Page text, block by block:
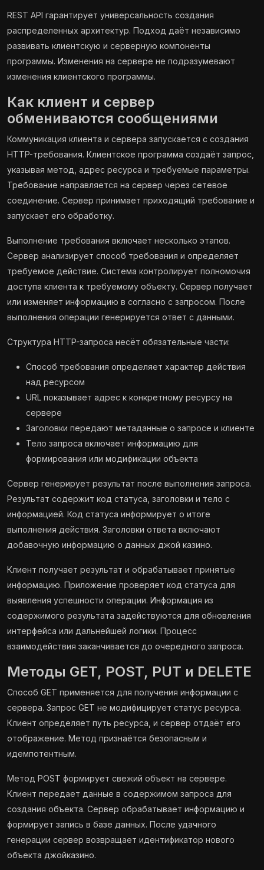
REST API гарантирует универсальность создания
распределенных архитектур. Подход даёт независимо
развивать клиентскую и серверную компоненты
программы. Изменения на сервере не подразумевают
изменения клиентского программы.
Как клиент и сервер
обмениваются сообщениями
Коммуникация клиента и сервера запускается с создания
HTTP-требования. Клиентское программа создаёт запрос,
указывая метод, адрес ресурса и требуемые параметры.
Требование направляется на сервер через сетевое
соединение. Сервер принимает приходящий требование и
запускает его обработку.
Выполнение требования включает несколько этапов.
Сервер анализирует способ требования и определяет
требуемое действие. Система контролирует полномочия
доступа клиента к требуемому объекту. Сервер получает
или изменяет информацию в согласно с запросом. После
выполнения операции генерируется ответ с данными.
Структура HTTP-запроса несёт обязательные части:
Способ требования определяет характер действия
над ресурсом
URL показывает адрес к конкретному ресурсу на
сервере
Заголовки передают метаданные о запросе и клиенте
Тело запроса включает информацию для
формирования или модификации объекта
Сервер генерирует результат после выполнения запроса.
Результат содержит код статуса, заголовки и тело с
информацией. Код статуса информирует о итоге
выполнения действия. Заголовки ответа включают
добавочную информацию о данных джой казино.
Клиент получает результат и обрабатывает принятые
информацию. Приложение проверяет код статуса для
выявления успешности операции. Информация из
содержимого результата задействуются для обновления
интерфейса или дальнейшей логики. Процесс
взаимодействия заканчивается до очередного запроса.
Методы GET, POST, PUT и DELETE
Способ GET применяется для получения информации с
сервера. Запрос GET не модифицирует статус ресурса.
Клиент определяет путь ресурса, и сервер отдаёт его
отображение. Метод признаётся безопасным и
идемпотентным.
Метод POST формирует свежий объект на сервере.
Клиент передает данные в содержимом запроса для
создания объекта. Сервер обрабатывает информацию и
формирует запись в базе данных. После удачного
генерации сервер возвращает идентификатор нового
объекта джойказино.